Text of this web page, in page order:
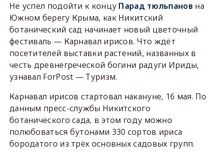
Не успел подойти к концу Парад тюльпанов на
Южном берегу Крыма, как Никитский
ботанический сад начинает новый цветочный
фестиваль — Карнавал ирисов. Что ждёт
посетителей выставки растений, названных в
честь древнегреческой богини радуги Ириды,
узнавал ForPost — Туризм.
Карнавал ирисов стартовал накануне, 16 мая. По
данным пресс-службы Никитского
ботанического сада, в этом году можно
полюбоваться бутонами 330 сортов ириса
бородатого из трёх основных садовых групп.